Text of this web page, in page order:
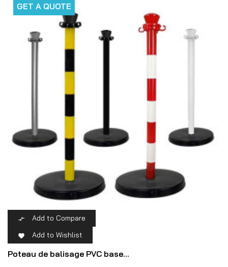
GET A QUOTE
 Add to Compare
 Add to Wishlist
Poteau de balisage PVC base...